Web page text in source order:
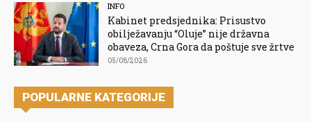
INFO
Kabinet predsjednika: Prisustvo
obilježavanju “Oluje” nije državna
obaveza, Crna Gora da poštuje sve žrtve
05/08/2026
POPULARNE KATEGORIJE